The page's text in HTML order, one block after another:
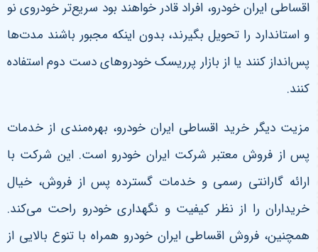
اقساطی ایران خودرو، افراد قادر خواهند بود سریع‌تر خودروی نو
و استاندارد را تحویل بگیرند، بدون اینکه مجبور باشند مدت‌ها
پس‌انداز کنند یا از بازار پرریسک خودروهای دست دوم استفاده
کنند.
مزیت دیگر خرید اقساطی ایران خودرو، بهره‌مندی از خدمات
پس از فروش معتبر شرکت ایران خودرو است. این شرکت با
ارائه گارانتی رسمی و خدمات گسترده پس از فروش، خیال
خریداران را از نظر کیفیت و نگهداری خودرو راحت می‌کند.
همچنین، فروش اقساطی ایران خودرو همراه با تنوع بالایی از